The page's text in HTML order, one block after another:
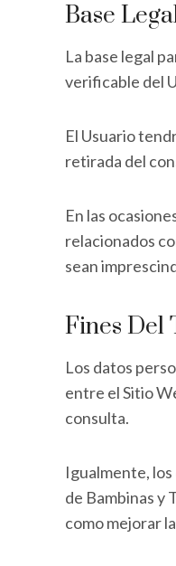
Base
La base legal
verificable del
El Usuario
retirada del
En las
relacionados
sean
Fines Del
Los datos
entre el Sitio
consulta.
Igualmente,
de Bambinas y
como mejorar